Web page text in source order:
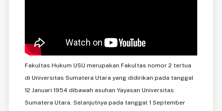
Fakultas Hukum USU merupakan Fakultas nomor 2 tertua
di Universitas Sumatera Utara yang didirikan pada tanggal
12 Januari 1954 dibawah asuhan Yayasan Universitas
Sumatera Utara. Selanjutnya pada tanggal 1 September